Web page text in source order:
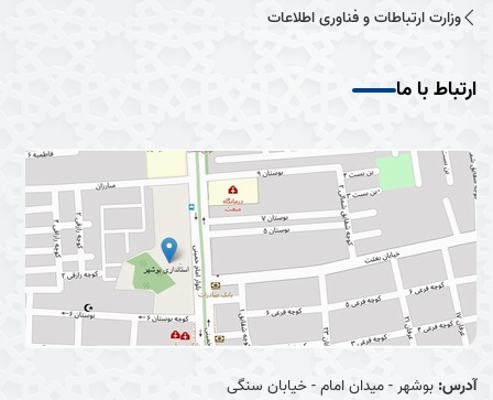
وزارت ارتباطات و فناوری اطلاعات
ارتباط با ما
آدرس: بوشهر - میدان امام - خیابان سنگی